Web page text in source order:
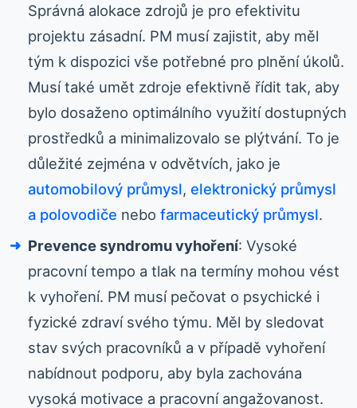
Správná alokace zdrojů je pro efektivitu
projektu zásadní. PM musí zajistit, aby měl
tým k dispozici vše potřebné pro plnění úkolů.
Musí také umět zdroje efektivně řídit tak, aby
bylo dosaženo optimálního využití dostupných
prostředků a minimalizovalo se plýtvání. To je
důležité zejména v odvětvích, jako je
automobilový průmysl, elektronický průmysl
a polovodiče nebofarmaceutický průmysl.
Prevence syndromu vyhoření: Vysoké
pracovní tempo a tlak na termíny mohou vést
k vyhoření. PM musí pečovat o psychické i
fyzické zdraví svého týmu. Měl by sledovat
stav svých pracovníků a v případě vyhoření
nabídnout podporu, aby byla zachována
vysoká motivace a pracovní angažovanost.